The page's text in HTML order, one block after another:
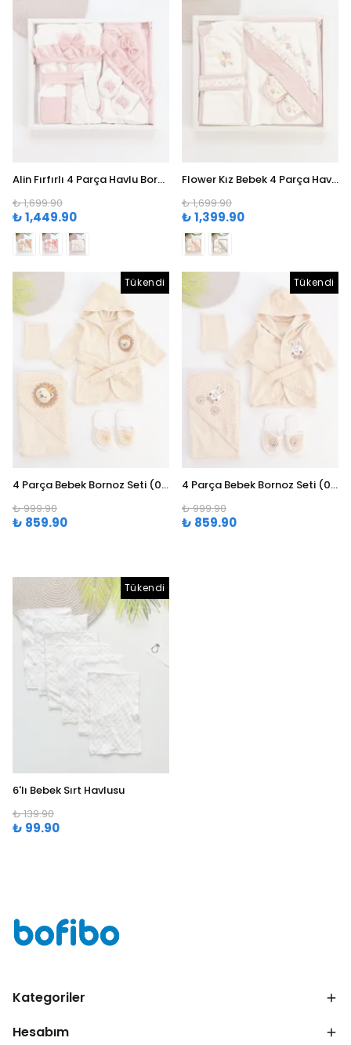
Alin Fırfırlı 4 Parça Havlu Bornoz Seti (0-24 Ay) - Gülkurusu
₺ 1,699.90
₺ 1,449.90
Flower Kız Bebek 4 Parça Havlu Bornoz Seti (0-24 Ay) - Pudra
₺ 1,699.90
₺ 1,399.90
Tükendi
4 Parça Bebek Bornoz Seti (0-24 Ay) - Aslanlı
₺ 999.90
₺ 859.90
Tükendi
4 Parça Bebek Bornoz Seti (0-24 Ay) - Tavşanlı
₺ 999.90
₺ 859.90
Tükendi
6'lı Bebek Sırt Havlusu
₺ 139.90
₺ 99.90
Kategoriler
Hesabım